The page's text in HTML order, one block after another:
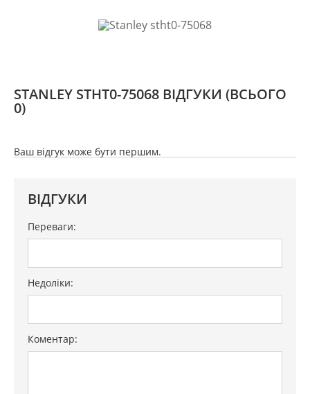
STANLEY STHT0-75068 ВІДГУКИ (ВСЬОГО
0)
Ваш відгук може бути першим.
ВІДГУКИ
Переваги:
Недоліки:
Коментар: